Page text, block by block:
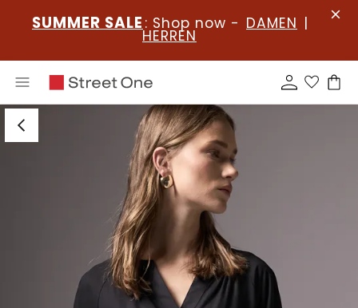
SUMMER SALE : Shop now - DAMEN |
HERREN